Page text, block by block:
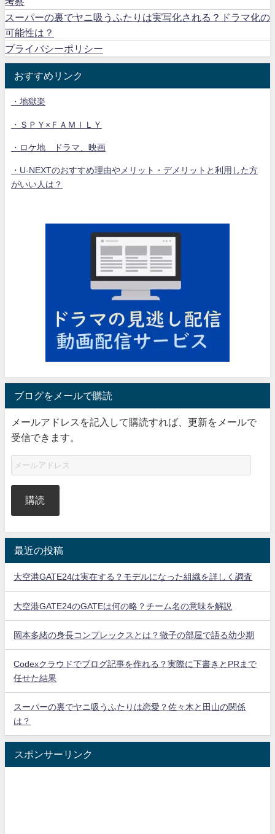
スーパーの裏でヤニ吸うふたりは実写化される？ドラマ化の
可能性は？
プライバシーポリシー
おすすめリンク
・地獄楽
・ＳＰＹ×ＦＡＭＩＬＹ
・ロケ地 ドラマ、映画
・U-NEXTのおすすめ理由やメリット・デメリットと利用した方
がいい人は？
ブログをメールで購読
メールアドレスを記入して購読すれば、更新をメールで
受信できます。
購読
最近の投稿
大空港GATE24は実在する？モデルになった組織を詳しく調査
大空港GATE24のGATEは何の略？チーム名の意味を解説
岡本多緒の身長コンプレックスとは？徹子の部屋で語る幼少期
Codexクラウドでブログ記事を作れる？実際に下書きとPRまで
任せた結果
スーパーの裏でヤニ吸うふたりは恋愛？佐々木と田山の関係
は？
スポンサーリンク